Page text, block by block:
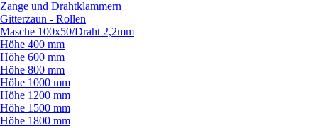
Zange und Drahtklammern
Gitterzaun - Rollen
Masche 100x50/Draht 2,2mm
Höhe 400 mm
Höhe 600 mm
Höhe 800 mm
Höhe 1000 mm
Höhe 1200 mm
Höhe 1500 mm
Höhe 1800 mm